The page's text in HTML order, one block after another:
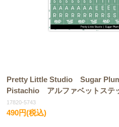
Pretty Little Studio Sugar
Pistachio アルファベットステ
17820-5743
490円(税込)